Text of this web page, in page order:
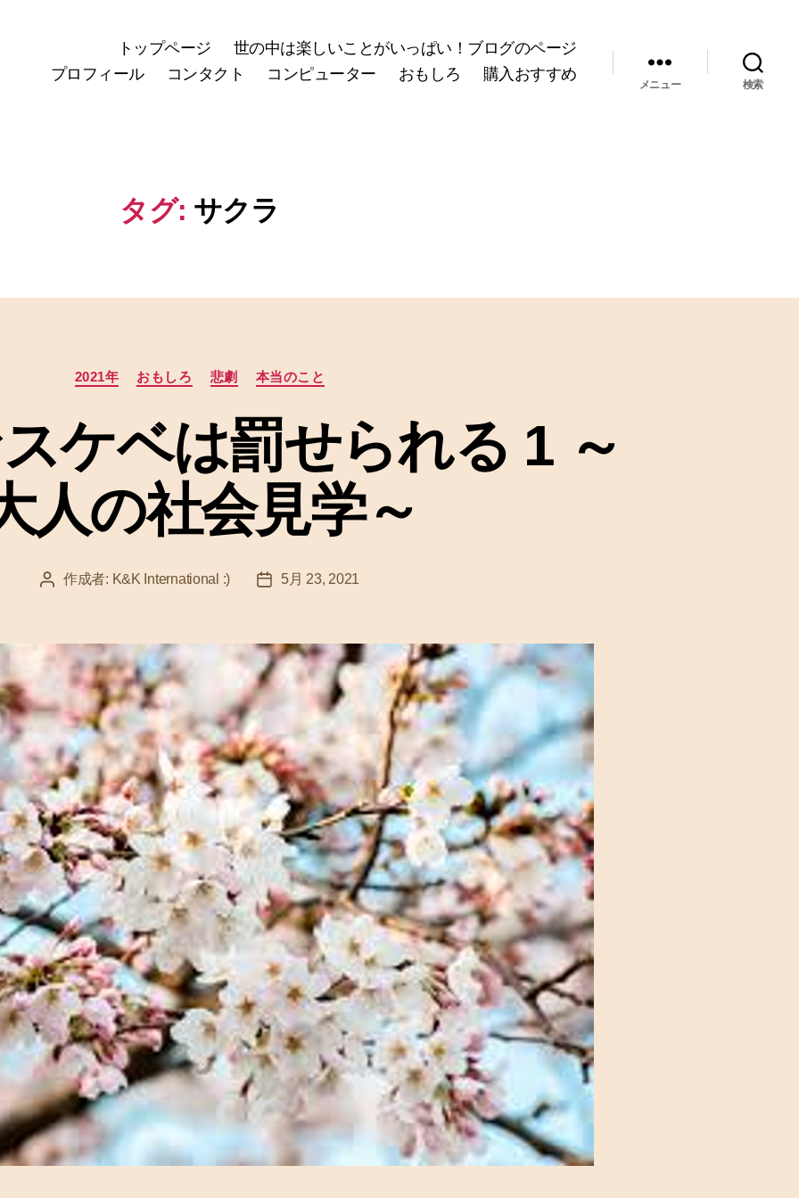
トップページ
世の中は楽しいことがいっぱい！ブログのページ
プロフィール
コンタクト コンピューター おもしろ 購入おすすめ
メニュー 検索
タグ: サクラ
カ
テ
リ
ー
2021年 おもしろ 悲劇 本当のこと
ケベは罰せられる 1 ～
人の社会見学～
投 作成者: K&K International :)
投
5月 23, 2021